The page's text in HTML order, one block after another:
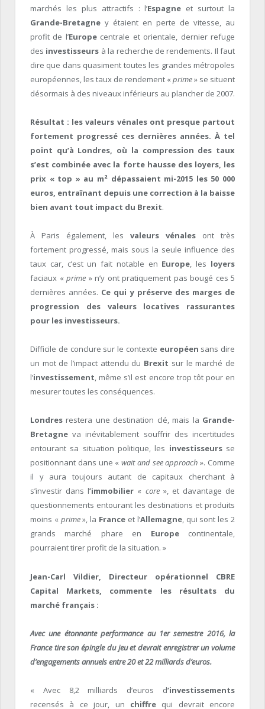
marchés les plus attractifs : l’Espagne et surtout la
Grande-Bretagne y étaient en perte de vitesse, au
profit de l’Europecentrale et orientale, dernier refuge
des investisseurs à la recherche de rendements. Il faut
dire que dans quasiment toutes les grandes métropoles
européennes, les taux de rendement «prime» se situent
désormais à des niveaux inférieurs au plancher de 2007.
Résultat : les valeurs vénales ont presque partout
fortement progressé ces dernières années. À tel
point qu’à Londres, où la compression des taux
s’est combinée avec la forte hausse des loyers, les
prix « top » au m² dépassaient mi-2015 les 50 000
euros, entraînant depuis une correction à la baisse
bien avant tout impact du Brexit.
À Paris également, les valeurs vénales ont très
fortement progressé, mais sous la seule influence des
taux car, c’est un fait notable en Europe, les loyers
faciaux « prime » n’y ont pratiquement pas bougé ces 5
dernières années. Ce qui y préserve des marges de
progression des valeurs locatives rassurantes
pour les investisseurs.
Difficile de conclure sur le contexte européen sans dire
un mot de l’impact attendu du Brexit sur le marché de
l’investissement, même s’il est encore trop tôt pour en
mesurer toutes les conséquences.
Londres restera une destination clé, mais la Grande-
Bretagne va inévitablement souffrir des incertitudes
entourant sa situation politique, les investisseursse
positionnant dans une «wait and see approach ». Comme
il y aura toujours autant de capitaux cherchant à
s’investir dans l’immobilier « core», et davantage de
questionnements entourant les destinations et produits
moins « prime», la France et l’Allemagne, qui sont les 2
grands marché phare en Europecontinentale,
pourraient tirer profit de la situation. »
Jean-Carl Vildier, Directeur opérationnel CBRE
Capital Markets, commente les résultats du
marché français :
Avec une étonnante performance au 1ersemestre 2016, la
France tire son épingle du jeu et devrait enregistrer un volume
d’engagements annuels entre 20 et 22 milliards d’euros.
« Avec 8,2 milliards d’euros d’investissements
recensés à ce jour, un chiffrequi devrait encore